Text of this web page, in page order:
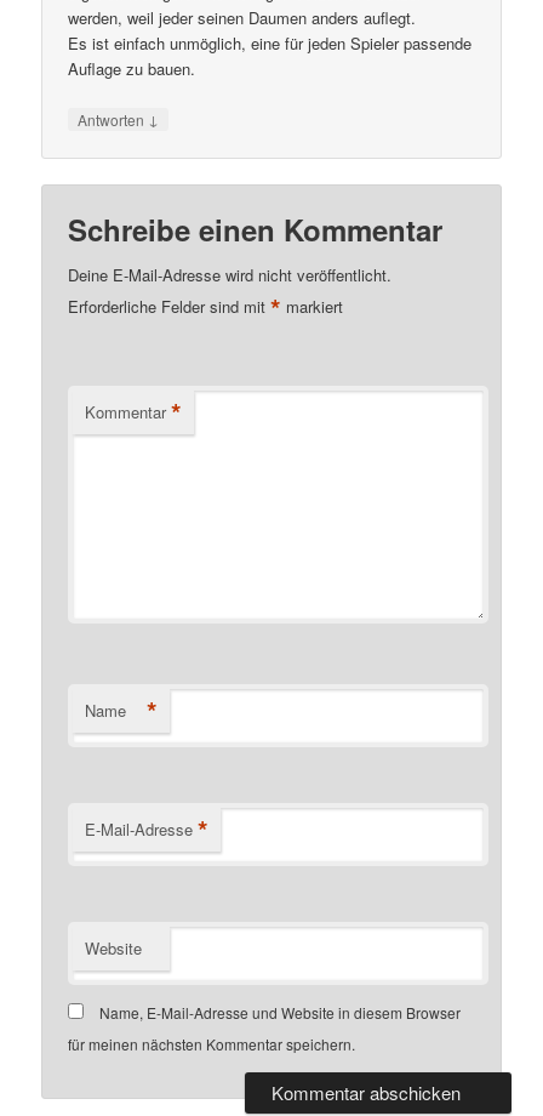
werden, weil jeder seinen Daumen anders auflegt.
Es ist einfach unmöglich, eine für jeden Spieler passende
Auflage zu bauen.
Antworten ↓
Schreibe einen Kommentar
Deine E-Mail-Adresse wird nicht veröffentlicht.
Erforderliche Felder sind mit* markiert
Kommentar *
Name *
E-Mail-Adresse *
Website
Name, E-Mail-Adresse und Website in diesem Browser
für meinen nächsten Kommentar speichern.